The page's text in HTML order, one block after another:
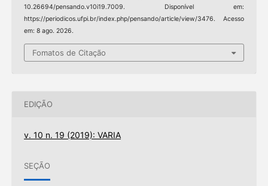
10.26694/pensando.v10i19.7009. Disponível em:
https://periodicos.ufpi.br/index.php/pensando/article/view/3476. Acesso
em: 8 ago. 2026.
Fomatos de Citação
EDIÇÃO
v. 10 n. 19 (2019): VARIA
SEÇÃO